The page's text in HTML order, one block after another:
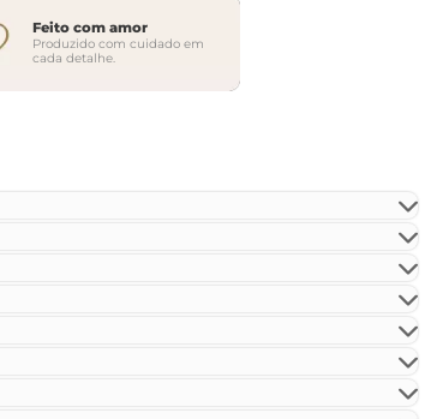
Feito com amor
Produzido com cuidado em
cada detalhe.